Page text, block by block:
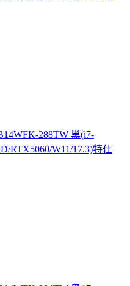
288TW 黑(i7-
RTX5060/W11/17.3)特仕